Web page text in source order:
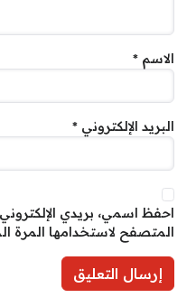
الاسم *
البريد الإلكتروني *
احفظ اسمي، بريدي
المتصفح لاستخدامها المرة